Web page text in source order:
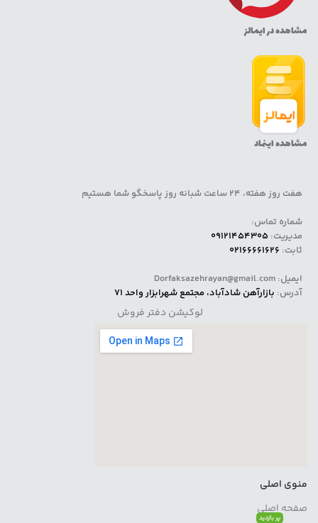
مشاهده در ایمالز
مشاهده اینماد
هفت روز هفته، 24 ساعت شبانه روز پاسخگو شما هستیم
شماره تماس:
مدیریت: 09121454305
ثابت: 02166661626
ایمیل: Dorfaksazehrayan@gmail.com
آدرس: بازارآهن شادآباد، مجتمع شهرابزار واحد 71
لوکیشن دفتر فروش
منوی اصلی
صفحه اصلی
پر بازدید